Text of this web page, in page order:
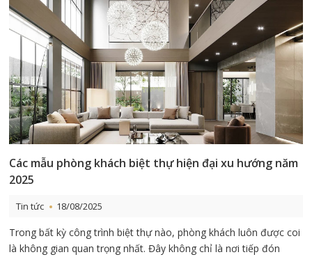
Các mẫu phòng khách biệt thự hiện đại xu hướng năm
2025
Tin tức 18/08/2025
Trong bất kỳ công trình biệt thự nào, phòng khách luôn được coi
là không gian quan trọng nhất. Đây không chỉ là nơi tiếp đón